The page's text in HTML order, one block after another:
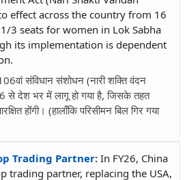
effect across the country from 16
3 seats for women in Lok Sabha
its implementation is dependent
संविधान संशोधन (नारी शक्ति वंदन
देश भर में लागू हो गया है, जिसके तहत
होंगी। (हालाँकि परिसीमन बिल गिर गया
Trading Partner: In FY26, China
trading partner, replacing the USA,